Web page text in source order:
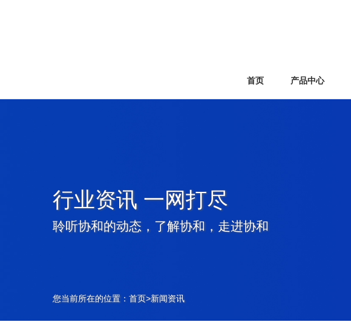
首页 产品中心
行业资讯 一网打尽
聆听协和的动态，了解协和，走进协和
您当前所在的位置： 首页>新闻资讯